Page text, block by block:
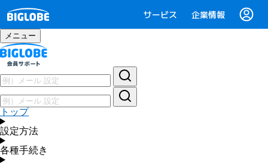
サービス 企業情報
メニュー
トップ
設定方法
各種手続き